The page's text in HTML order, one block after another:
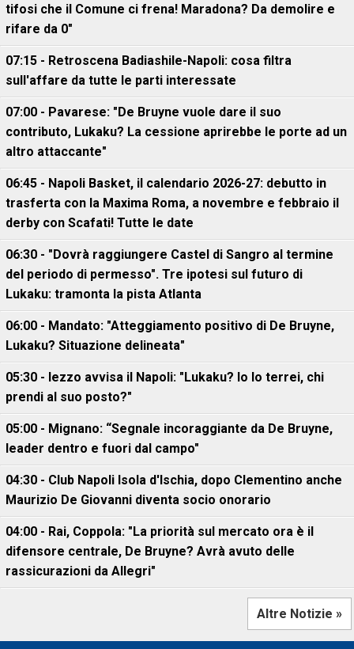
tifosi che il Comune ci frena! Maradona? Da demolire e
rifare da 0"
07:15 - Retroscena Badiashile-Napoli: cosa filtra
sull'affare da tutte le parti interessate
07:00 - Pavarese: "De Bruyne vuole dare il suo
contributo, Lukaku? La cessione aprirebbe le porte ad un
altro attaccante"
06:45 - Napoli Basket, il calendario 2026-27: debutto in
trasferta con la Maxima Roma, a novembre e febbraio il
derby con Scafati! Tutte le date
06:30 - "Dovrà raggiungere Castel di Sangro al termine
del periodo di permesso". Tre ipotesi sul futuro di
Lukaku: tramonta la pista Atlanta
06:00 - Mandato: "Atteggiamento positivo di De Bruyne,
Lukaku? Situazione delineata"
05:30 - Iezzo avvisa il Napoli: "Lukaku? Io lo terrei, chi
prendi al suo posto?"
05:00 - Mignano: “Segnale incoraggiante da De Bruyne,
leader dentro e fuori dal campo"
04:30 - Club Napoli Isola d'Ischia, dopo Clementino anche
Maurizio De Giovanni diventa socio onorario
04:00 - Rai, Coppola: "La priorità sul mercato ora è il
difensore centrale, De Bruyne? Avrà avuto delle
rassicurazioni da Allegri"
Altre Notizie »